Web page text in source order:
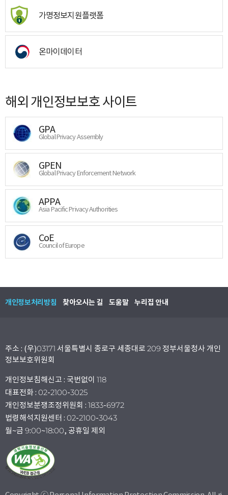
가명정보지원플랫폼
온마이데이터
해외 개인정보보호 사이트
GPA
Global Privacy Assembly
GPEN
Global Privacy Enforcement Network
APPA
Asia Pacific Privacy Authorities
CoE
Council of Europe
개인정보처리방침 찾아오시는 길 도움말 누리집 안내
주소 : (우)03171 서울특별시 종로구 세종대로 209 정부서울청사 개인
정보보호위원회
개인정보침해신고 : 국번없이 118
대표전화 : 02-2100-3025
개인정보분쟁조정위원회 : 1833-6972
법령해석지원센터 : 02-2100-3043
월~금 9:00~18:00, 공휴일 제외